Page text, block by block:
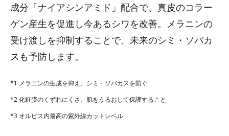
成分「ナイアシンアミド」配合で、真皮のコラー
ゲン産生を促進し今あるシワを改善。メラニンの
受け渡しを抑制することで、未来のシミ・ソバカ
スも予防します。
*1 メラニンの生成を抑え、シミ・ソバカスを防ぐ
*2 化粧膜のくずれにくさ、肌をうるおして保護すること
*3 オルビス内最高の紫外線カットレベル